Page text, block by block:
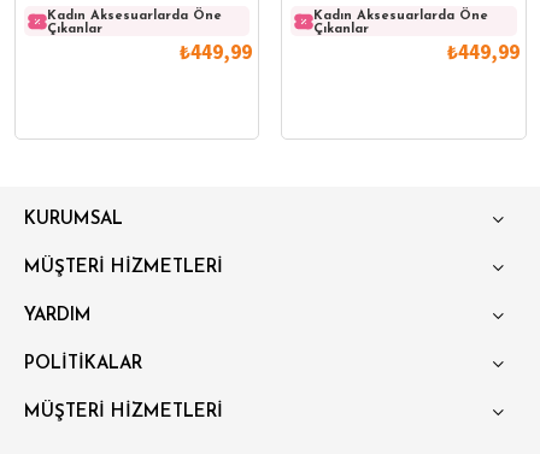
Doğal Taş Bileklik
Kadın Aksesuarlarda Öne
Çıkanlar
Kadın Aksesuarlarda Öne
Çıkanlar
₺449,99
Doğal Taş Bileklik
Kadın Aksesuarlarda Öne
Çıkanlar
₺449,99
KURUMSAL
MÜŞTERİ HİZMETLERİ
YARDIM
POLİTİKALAR
MÜŞTERİ HİZMETLERİ